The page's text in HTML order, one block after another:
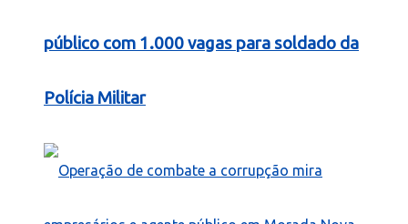
público com 1.000 vagas para soldado da
Polícia Militar